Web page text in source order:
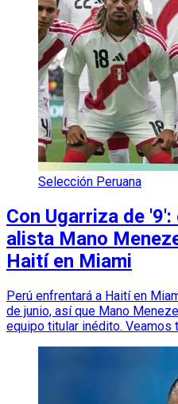
Selección Peruana
Con Ugarriza de
alista Mano
Haití en Miami
Perú enfrentará a Haití en
de junio, así que Mano
equipo titular inédito.